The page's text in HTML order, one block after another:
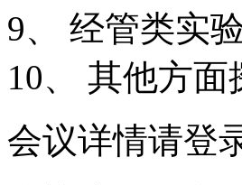
9、 经管类实
10、 其他方面
会议详情请登